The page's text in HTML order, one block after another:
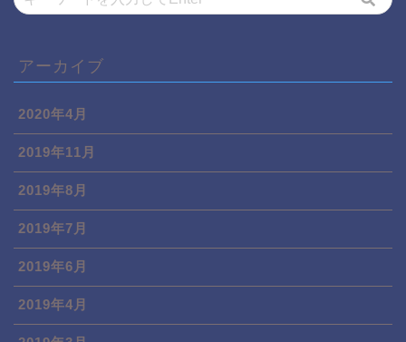
アーカイブ
2020年4月
2019年11月
2019年8月
2019年7月
2019年6月
2019年4月